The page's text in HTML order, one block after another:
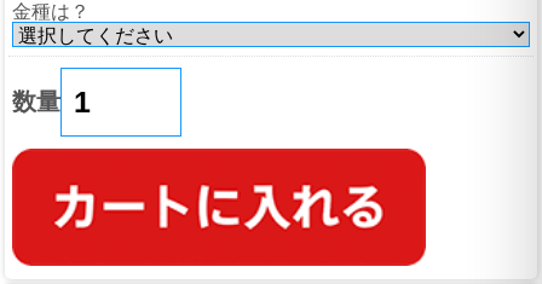
金種は？
数量